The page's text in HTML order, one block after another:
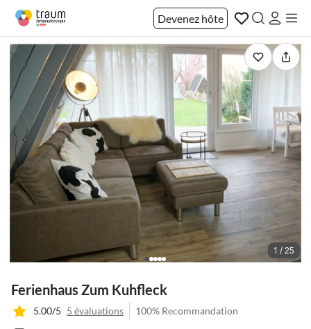
Devenez hôte
1 / 25
Ferienhaus Zum Kuhfleck
5.00/5 5 évaluations 100% Recommandation